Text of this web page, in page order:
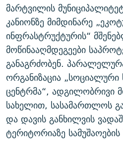
ПРИВЕТ ᲙᲣᲚᲢᲣᲠᲐ
მარტვილის
კანიონზე მიმდინარე
ინფრასტრუქტურის“
მოწინააღმდეგეები
განაგრძობენ.
ორგანიზაცია
ცენტრმა“, ადგილობრივი
სახელით, სასამართლოს
და დავის განხილვის
ტერიტორიაზე